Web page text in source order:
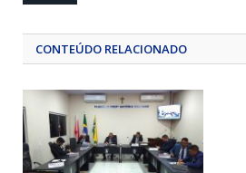
CONTEÚDO RELACIONADO